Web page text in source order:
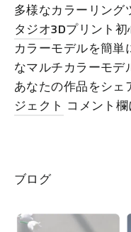
多様なカラーリング
タジオ3Dプリント
カラーモデルを簡単
なマルチカラーモデ
あなたの作品をシェ
ジェクト コメント
ブログ